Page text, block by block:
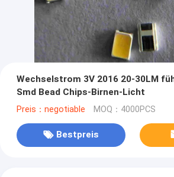
Wechselstrom 3V 2016 20-30LM
Smd Bead Chips-Birnen-Licht
Preis：negotiable MOQ：4000PCS
Bestpreis